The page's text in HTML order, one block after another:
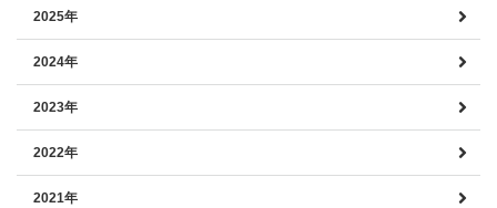
2025年
2024年
2023年
2022年
2021年